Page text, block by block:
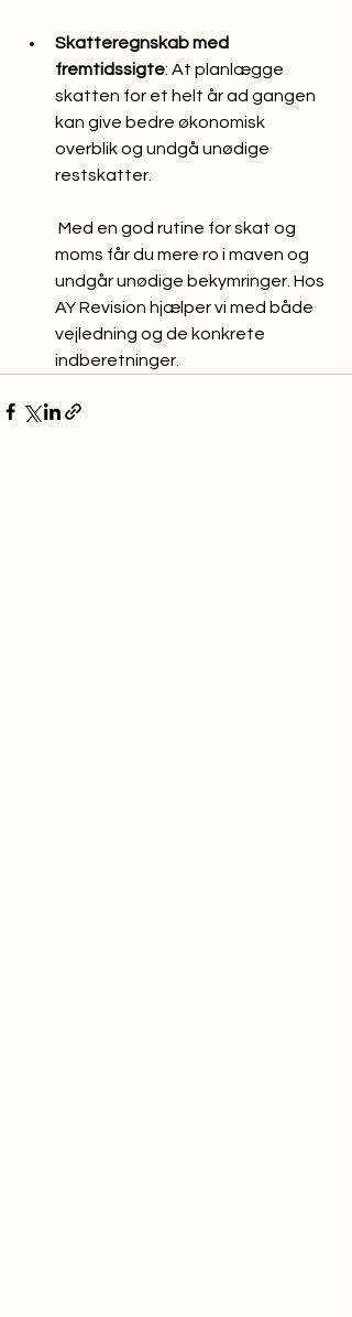
Skatteregnskab med
fremtidssigte: At planlægge
skatten for et helt år ad gangen
kan give bedre økonomisk
overblik og undgå unødige
restskatter.
moms får du mere ro i maven og
undgår unødige bekymringer. Hos
AY Revision hjælper vi med både
vejledning og de konkrete
indberetninger.